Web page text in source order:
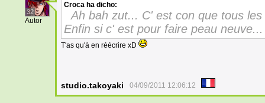
32
Autor
Croca ha dicho:
Ah bah zut... C' est con que tous
Enfin si c' est pour faire peau neuve...
T'as qu'à en réécrire xD
studio.takoyaki 04/09/2011 12:06:12